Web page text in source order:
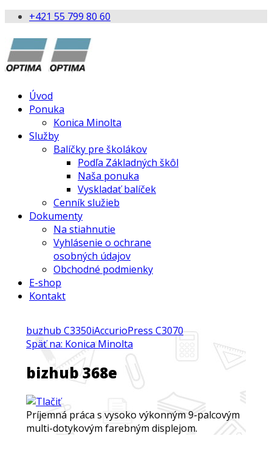
+421 55 799 80 60
Úvod
Ponuka
Konica Minolta
Služby
Balíčky pre školákov
Podľa Základných škôl
Naša ponuka
Vyskladať balíček
Cenník služieb
Dokumenty
Na stiahnutie
Vyhlásenie o ochrane
osobných údajov
Obchodné podmienky
E-shop
Kontakt
buzhub C3350iAccurioPress C3070
Späť na: Konica Minolta
bizhub 368e
Príjemná práca s vysoko výkonným 9-palcovým
multi-dotykovým farebným displejom.